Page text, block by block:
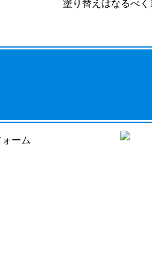
塗り替えはなるべく